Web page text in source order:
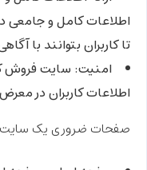
اطلاعات کامل و جامعی
تا کاربران بتوانند با
امنیت: سایت فروش
اطلاعات کاربران در
صفحات ضروری یک سایت